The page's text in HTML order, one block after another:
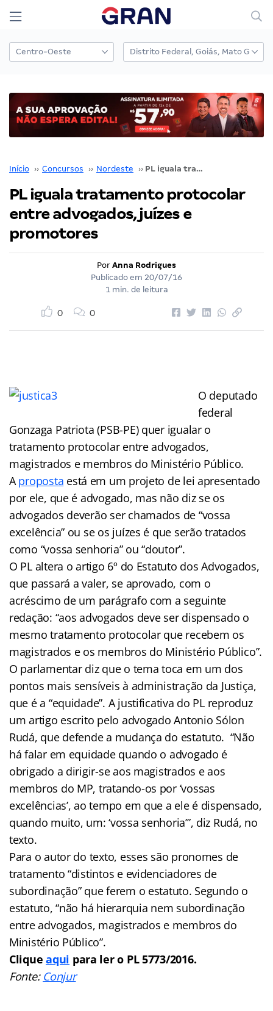
Início ›› Concursos ›› Nordeste ›› PL iguala tratamento protocolar entre advogados, juízes e promotores
PL iguala tratamento protocolar
entre advogados, juízes e
promotores
Por Anna Rodrigues
Publicado em 20/07/16
1 min. de leitura
0 0
O deputado
federal
Gonzaga Patriota (PSB-PE) quer igualar o
tratamento protocolar entre advogados,
magistrados e membros do Ministério Público.
Aproposta está em um projeto de lei apresentado
por ele, que é advogado, mas não diz se os
advogados deverão ser chamados de “vossa
excelência” ou se os juízes é que serão tratados
como “vossa senhoria” ou “doutor”.
O PL altera o artigo 6º do Estatuto dos Advogados,
que passará a valer, se aprovado, com o
acréscimo de um parágrafo com a seguinte
redação: “aos advogados deve ser dispensado o
mesmo tratamento protocolar que recebem os
magistrados e os membros do Ministério Público”.
O parlamentar diz que o tema toca em um dos
pontos mais sensíveis à administração da Justiça,
que é a “equidade”. A justificativa do PL reproduz
um artigo escrito pelo advogado Antonio Sólon
Rudá, que defende a mudança do estatuto. “Não
há falar em equidade quando o advogado é
obrigado a dirigir-se aos magistrados e aos
membros do MP, tratando-os por ‘vossas
excelências’, ao tempo em que a ele é dispensado,
quando muito, um: ‘vossa senhoria’”, diz Rudá, no
texto.
Para o autor do texto, esses são pronomes de
tratamento “distintos e evidenciadores de
subordinação” que ferem o estatuto. Segundo o
estatuto, “não há hierarquia nem subordinação
entre advogados, magistrados e membros do
Ministério Público”.
Cliqueaqui para ler o PL 5773/2016.
Fonte: Conjur